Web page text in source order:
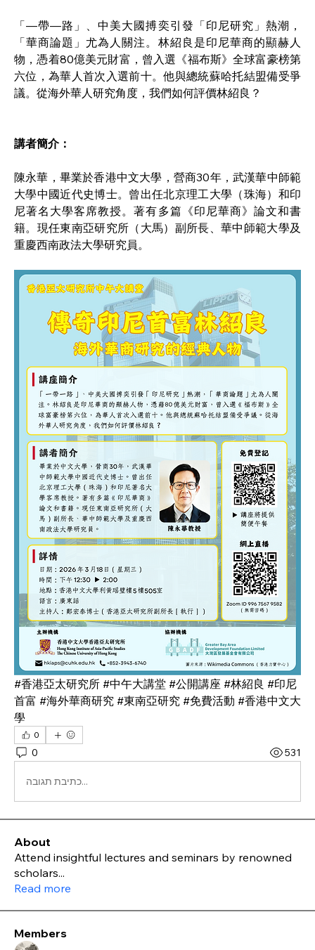
「―帶―路」、中美大國搏奕引發「印尼研究」熱潮，
「華商論題」尤為人關注。林紹良是印尼華商的顯赫人
物，憑着80億美元財富，曾入選《福布斯》全球富豪榜第
六位，為華人首次入選前十。他與總統蘇哈托結盟備受爭
議。從海外華人研究角度，我們如何評價林紹良？
講者簡介：
陳永華，畢業於香港中文大學，營商30年，武漢華中師範
大學中國近代史博士。曾出任北京理工大學（珠海）和印
尼著名大學客席教授。著有多篇《印尼華商》論文和書
籍。現任東南亞研究所（大馬）副所長、華中師範大學及
重慶西南政法大學研究員。
#香港亞太研究所 #中午大講堂 #公開講座 #林紹良 #印尼
首富 #海外華商研究 #東南亞研究 #免費活動 #香港中文大
學
0
0 531
כתיבת תגובה...
About
Attend insightful lectures and seminars by renowned
scholars...
Read more
Members